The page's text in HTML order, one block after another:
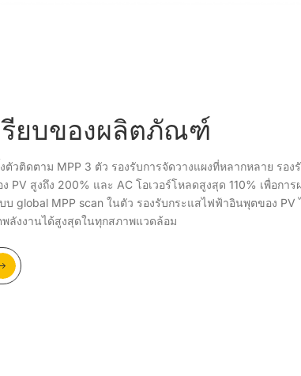
รียบของผลิตภัณฑ์
ตัวติดตาม MPP 3 ตัว รองรับการจัดวางแผงที่หลากหลาย รอง
PV สูงถึง 200% และ AC โอเวอร์โหลดสูงสุด 110% เพื่อการ
บ global MPP scan ในตัว รองรับกระแสไฟฟ้าอินพุตของ PV
ลังงานได้สูงสุดในทุกสภาพแวดล้อม